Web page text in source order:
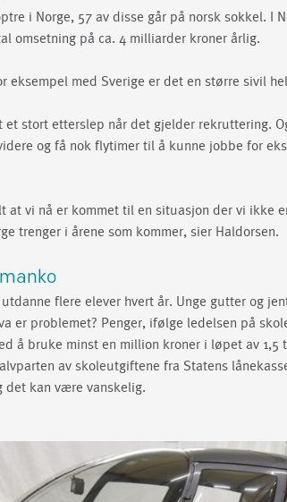
i Norge, 57 av disse går på norsk sokkel. I
omsetning på ca. 4 milliarder kroner årlig.
eksempel med Sverige er det en større sivil
et stort etterslep når det gjelder rekruttering.
og få nok flytimer til å kunne jobbe for
at vi nå er kommet til en situasjon der vi ikke
trenger i årene som kommer, sier Haldorsen.
flere elever hvert år. Unge gutter og
er problemet? Penger, ifølge ledelsen på
å bruke minst en million kroner i løpet av 1,5
av skoleutgiftene fra Statens
det kan være vanskelig.